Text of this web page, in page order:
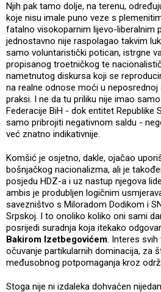
Njih pak tamo dolje, na terenu,
koje nisu imale puno veze s
fatalno visokoparnim lijevo-liberalnim
jednostavno nije raspolagao takvim
samo voluntaristički potican, istrgne
propisanog troetničkog te
nametnutog diskursa koji se
na realne odnose moći u
praksi. I ne da tu priliku nije imao
Federacije BiH - dok entitet Republike
samo pribrojiti negativnom saldu -
već znatno indikativnije.
Komšić je osjetno, dakle, ojačao
bošnjačkog nacionalizma, ali je
posjedu HDZ-a i uz nastup njegova
ambis je produbljen logičnim
savezništvo s Miloradom Dodikom i
Srpskoj. I to onoliko koliko oni sami
posrijedi suradnja koja itekako
Bakirom Izetbegovićem. Interes svih
očuvanje partikularnih dominacija, za
međusobnog potpomaganja kroz
Stoga nije ni izdaleka dohvaćen